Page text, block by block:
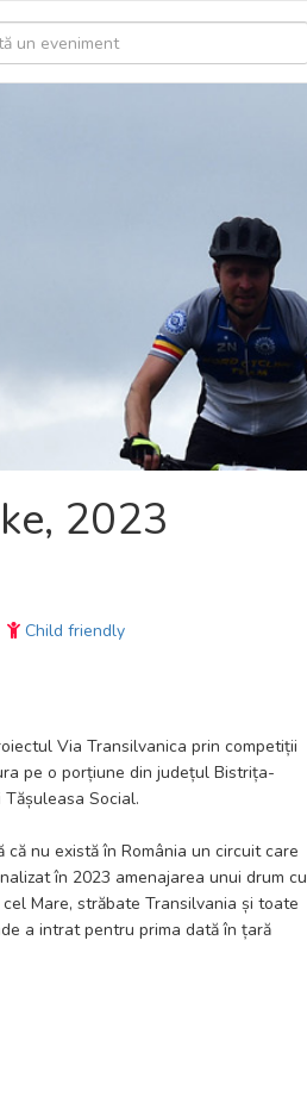
2023
Child friendly
Via Transilvanica prin competiții
pe o porțiune din județul Bistrița-
Social.
nu există în România un circuit care
în 2023 amenajarea unui drum cu
Mare, străbate Transilvania și toate
a intrat pentru prima dată în țară